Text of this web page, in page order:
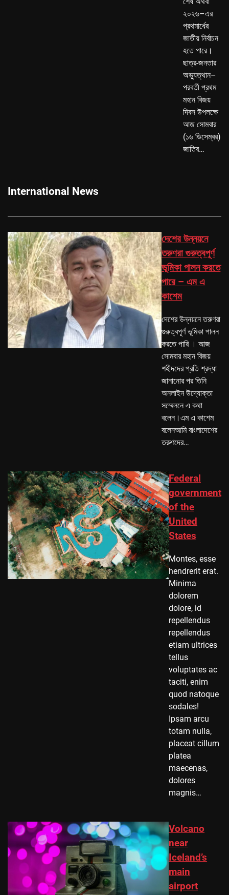
২০২৬–এর
প্রথমার্ধের
জাতীয় নির্বাচন
হতে পারে।
ছাত্র-জনতার
অভ্যুত্থান–
পরবর্তী প্রথম
মহান বিজয়
দিবস উপলক্ষে
আজ সোমবার
(১৬ ডিসেম্বর)
জাতির…
International News
দেশের উন্নয়নে
তরুণরা গুরুত্বপূর্ণ
ভূমিকা পালন করতে
পারে – এম এ
কাশেম
দেশের উন্নয়নে তরুণরা
গুরুত্বপূর্ণ ভূমিকা পালন
করতে পারি । আজ
সোমবার মহান বিজয়
শহীদদের প্রতি শ্রদ্ধা
জানানোর পর তিনি
অনলাইন উদ্যোক্তা
সম্মেলনে এ কথা
বলেন।এম এ কাশেম
বলেনআমি বাংলাদেশের
তরুণদের…
Federal
government
of the
United
States
Montes, esse
hendrerit erat.
Minima
dolorem
dolore, id
repellendus
repellendus
etiam ultrices
tellus
voluptates ac
taciti, enim
quod natoque
sodales!
Ipsam arcu
totam nulla,
placeat cillum
platea
maecenas,
dolores
magnis…
Volcano
near
Iceland’s
main
airport